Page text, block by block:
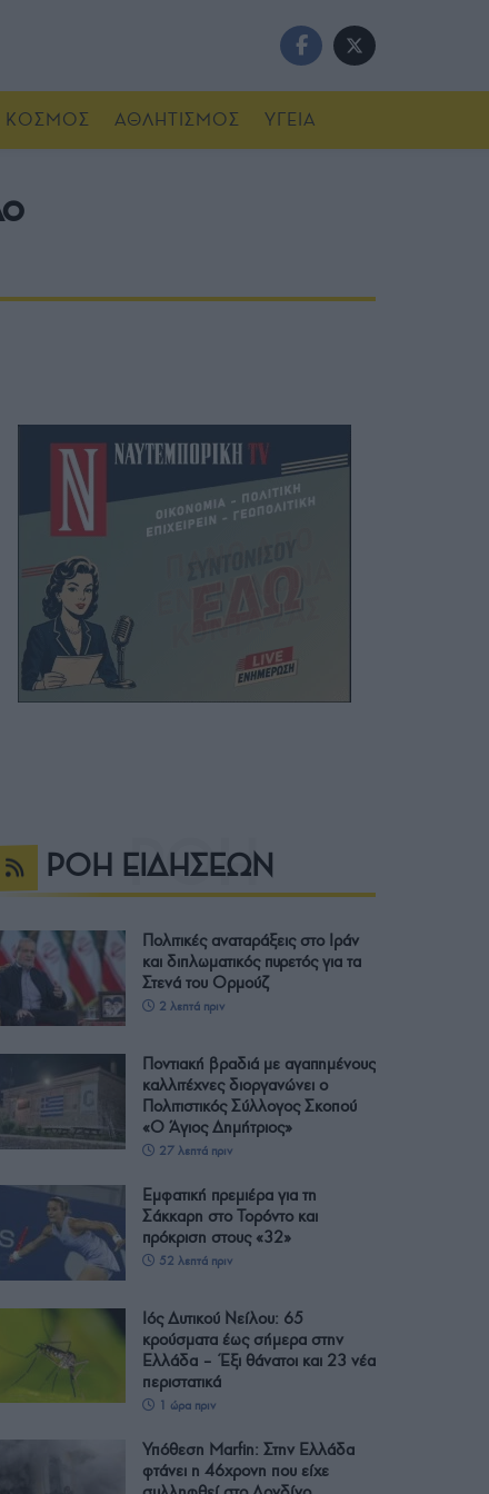
ΚΟΣΜΟΣ ΑΘΛΗΤΙΣΜΟΣ ΥΓΕΙΑ
ΡΟΗ ΕΙΔΗΣΕΩΝ
Πολιτικές αναταράξεις στο Ιράν
και διπλωματικός πυρετός για τα
Στενά του Ορμούζ
2 λεπτά πριν
Ποντιακή βραδιά με αγαπημένους
καλλιτέχνες διοργανώνει ο
Πολιτιστικός Σύλλογος Σκοπού
«Ο Άγιος Δημήτριος»
27 λεπτά πριν
Εμφατική πρεμιέρα για τη
Σάκκαρη στο Τορόντο και
πρόκριση στους «32»
52 λεπτά πριν
Ιός Δυτικού Νείλου: 65
κρούσματα έως σήμερα στην
Ελλάδα – Έξι θάνατοι και 23 νέα
περιστατικά
1 ώρα πριν
Υπόθεση Μarfin: Στην Ελλάδα
φτάνει η 46χρονη που είχε